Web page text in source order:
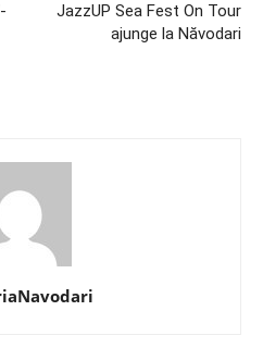
JazzUP Sea Fest On Tour
ajunge la Năvodari